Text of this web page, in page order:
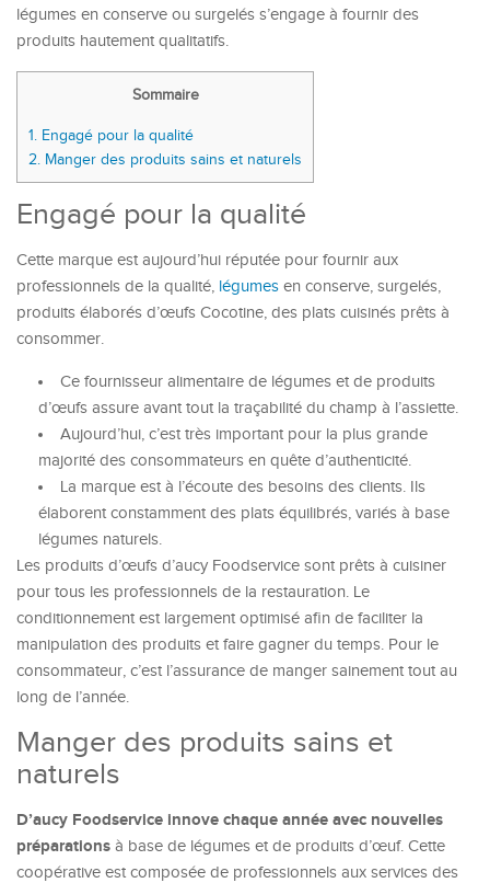
légumes en conserve ou surgelés s’engage à fournir des
produits hautement qualitatifs.
Sommaire
1. Engagé pour la qualité
2. Manger des produits sains et naturels
Engagé pour la qualité
Cette marque est aujourd’hui réputée pour fournir aux
professionnels de la qualité, légumes en conserve, surgelés,
produits élaborés d’œufs Cocotine, des plats cuisinés prêts à
consommer.
Ce fournisseur alimentaire de légumes et de produits
d’œufs assure avant tout la traçabilité du champ à l’assiette.
Aujourd’hui, c’est très important pour la plus grande
majorité des consommateurs en quête d’authenticité.
La marque est à l’écoute des besoins des clients. Ils
élaborent constamment des plats équilibrés, variés à base
légumes naturels.
Les produits d’œufs d’aucy Foodservice sont prêts à cuisiner
pour tous les professionnels de la restauration. Le
conditionnement est largement optimisé afin de faciliter la
manipulation des produits et faire gagner du temps. Pour le
consommateur, c’est l’assurance de manger sainement tout au
long de l’année.
Manger des produits sains et
naturels
D’aucy Foodservice innove chaque année avec nouvelles
préparations à base de légumes et de produits d’œuf. Cette
coopérative est composée de professionnels aux services des